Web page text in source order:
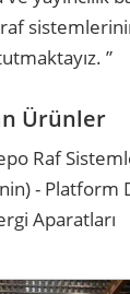
”
Ürünler
Raf
-
Aparatları